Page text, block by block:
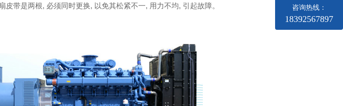
带是两根, 必须同时更换, 以免其松紧不一, 用力不均, 引起故障。
咨询热线：
18392567897